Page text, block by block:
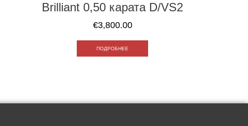
Brilliant 0,50 карата D/VS2
€3,800.00
ПОДРОБНЕЕ